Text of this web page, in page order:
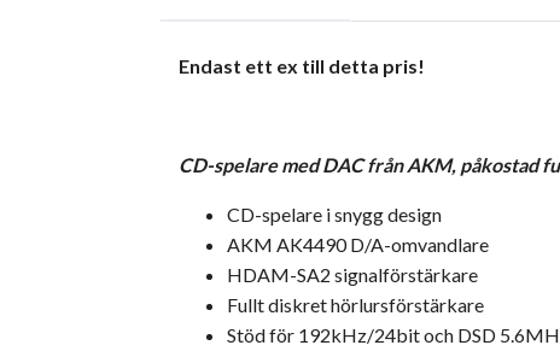
Endast ett ex till detta pris!
CD-spelare med DAC från AKM, påkostad
CD-spelare i snygg design
AKM AK4490 D/A-omvandlare
HDAM-SA2 signalförstärkare
Fullt diskret hörlursförstärkare
Stöd för 192kHz/24bit och DSD